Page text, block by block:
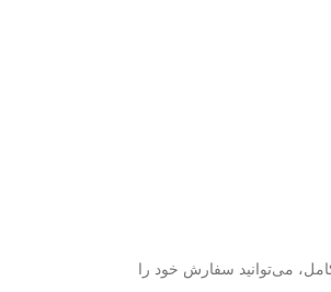
می‌توانید سفارش خود را